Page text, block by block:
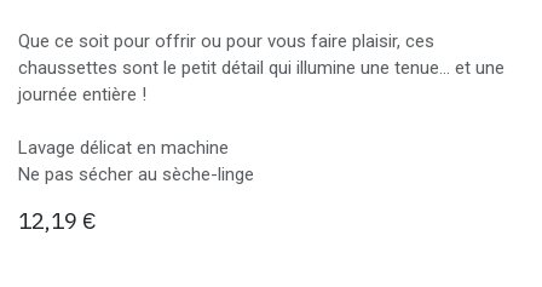
Que ce soit pour offrir ou pour vous faire plaisir, ces
chaussettes sont le petit détail qui illumine une tenue… et une
journée entière !
Lavage délicat en machine
Ne pas sécher au sèche-linge
12,19 €